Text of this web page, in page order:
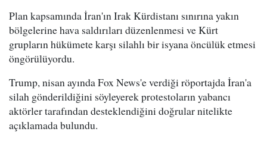
Plan kapsamında İran'ın Irak Kürdistanı sınırına yakın
bölgelerine hava saldırıları düzenlenmesi ve Kürt
grupların hükümete karşı silahlı bir isyana öncülük etmesi
öngörülüyordu.
Trump, nisan ayında Fox News'e verdiği röportajda İran'a
silah gönderildiğini söyleyerek protestoların yabancı
aktörler tarafından desteklendiğini doğrular nitelikte
açıklamada bulundu.